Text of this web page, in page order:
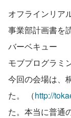
オフラインリア
事業部計画書を
バーベキュー
モブプログラミ
今回の会場は、
た。 （http://
た。本当に普通